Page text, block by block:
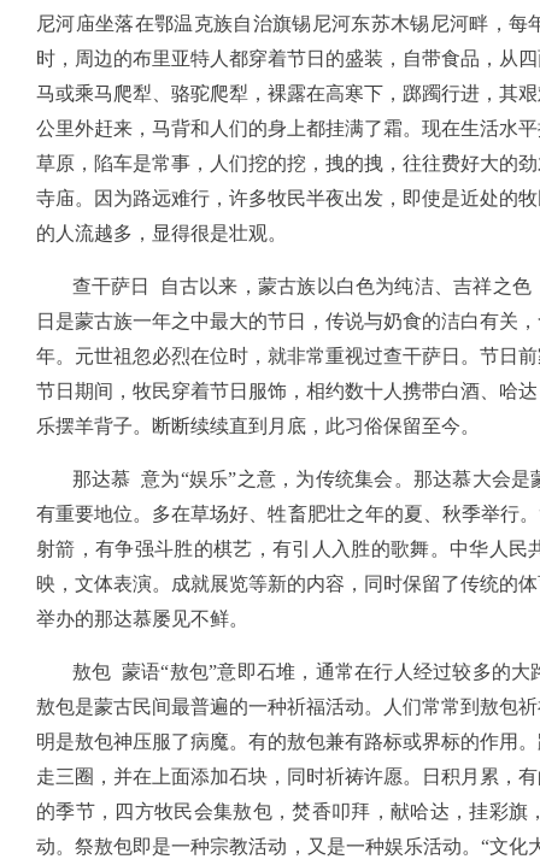
尼河庙坐落在鄂温克族自治旗锡尼河东苏木锡尼河畔，
时，周边的布里亚特人都穿着节日的盛装，自带食品，从
马或乘马爬犁、骆驼爬犁，裸露在高寒下，踯躅行进，其
公里外赶来，马背和人们的身上都挂满了霜。现在生活水
草原，陷车是常事，人们挖的挖，拽的拽，往往费好大的
寺庙。因为路远难行，许多牧民半夜出发，即使是近处的
的人流越多，显得很是壮观。
查干萨日 自古以来，蒙古族以白色为纯洁、吉祥之色
日是蒙古族一年之中最大的节日，传说与奶食的洁白有关
年。元世祖忽必烈在位时，就非常重视过查干萨日。节日
节日期间，牧民穿着节日服饰，相约数十人携带白酒、哈
乐摆羊背子。断断续续直到月底，此习俗保留至今。
那达慕 意为“娱乐”之意，为传统集会。那达慕大会是
有重要地位。多在草场好、牲畜肥壮之年的夏、秋季举行
射箭，有争强斗胜的棋艺，有引人入胜的歌舞。中华人
映，文体表演。成就展览等新的内容，同时保留了传统的
举办的那达慕屡见不鲜。
敖包 蒙语“敖包”意即石堆，通常在行人经过较多的大
敖包是蒙古民间最普遍的一种祈福活动。人们常常到敖包
明是敖包神压服了病魔。有的敖包兼有路标或界标的作用
走三圈，并在上面添加石块，同时祈祷许愿。日积月累，
的季节，四方牧民会集敖包，焚香叩拜，献哈达，挂彩
动。祭敖包即是一种宗教活动，又是一种娱乐活动。“文